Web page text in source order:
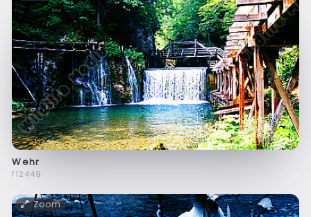
Wehr
f12449
Zoom